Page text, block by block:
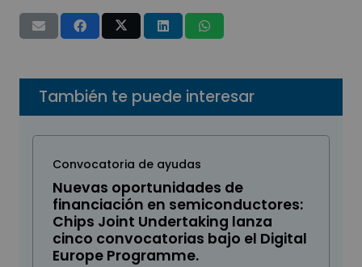
También te puede interesar
Convocatoria de ayudas
Nuevas oportunidades de
financiación en semiconductores:
Chips Joint Undertaking lanza
cinco convocatorias bajo el Digital
Europe Programme.